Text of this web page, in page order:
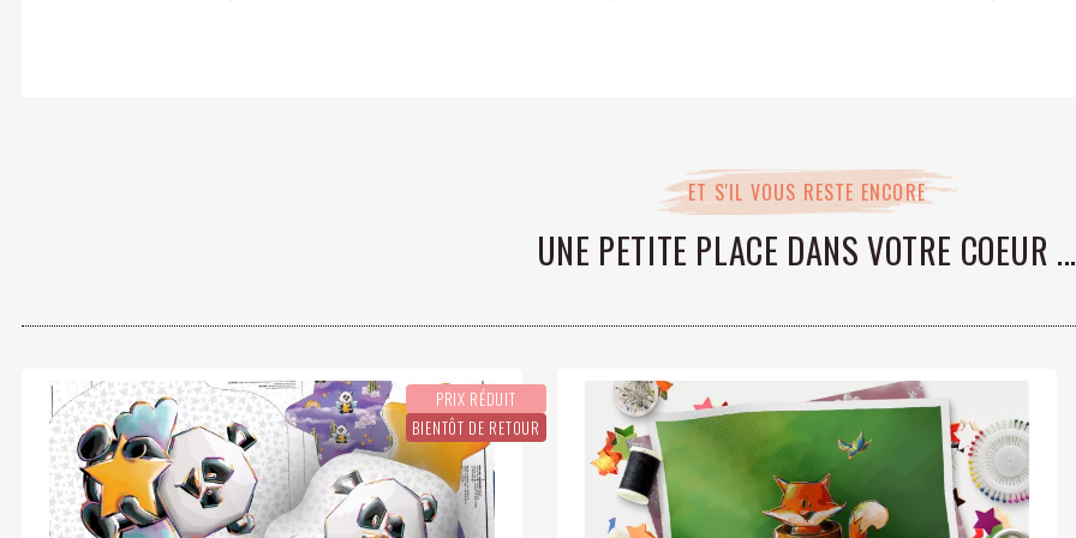
ET S'IL VOUS RESTE ENCORE
UNE PETITE PLACE DANS VOTRE COEUR ...
PRIX RÉDUIT
BIENTÔT DE RETOUR